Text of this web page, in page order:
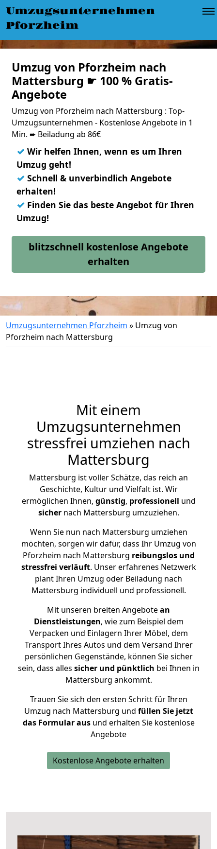
Umzugsunternehmen
Pforzheim
Umzug von Pforzheim nach
Mattersburg ☛ 100 % Gratis-
Angebote
Umzug von Pforzheim nach Mattersburg : Top-
Umzugsunternehmen - Kostenlose Angebote in 1
Min. ➨ Beiladung ab 86€
✓ Wir helfen Ihnen, wenn es um Ihren
Umzug geht!
✓ Schnell & unverbindlich Angebote
erhalten!
✓ Finden Sie das beste Angebot für Ihren
Umzug!
blitzschnell kostenlose Angebote
erhalten
Umzugsunternehmen Pforzheim » Umzug von
Pforzheim nach Mattersburg
Mit einem
Umzugsunternehmen
stressfrei umziehen nach
Mattersburg
Mattersburg ist voller Schätze, das reich an
Geschichte, Kultur und Vielfalt ist. Wir
ermöglichen Ihnen, günstig, professionell und
sichernach Mattersburg umzuziehen.
Wenn Sie nun nach Mattersburg umziehen
möchten, sorgen wir dafür, dass Ihr Umzug von
Pforzheim nach Mattersburg reibungslos und
stressfrei verläuft. Unser erfahrenes Netzwerk
plant Ihren Umzug oder Beiladung nach
Mattersburg individuell und professionell.
Mit unseren breiten Angebotean
Dienstleistungen, wie zum Beispiel dem
Verpacken und Einlagern Ihrer Möbel, dem
Transport Ihres Autos und dem Versand Ihrer
persönlichen Gegenstände, können Sie sicher
sein, dass alles sicher und pünktlich bei Ihnen in
Mattersburg ankommt.
Trauen Sie sich den ersten Schritt für Ihren
Umzug nach Mattersburg und füllen Sie jetzt
das Formular ausund erhalten Sie kostenlose
Angebote
Kostenlose Angebote erhalten